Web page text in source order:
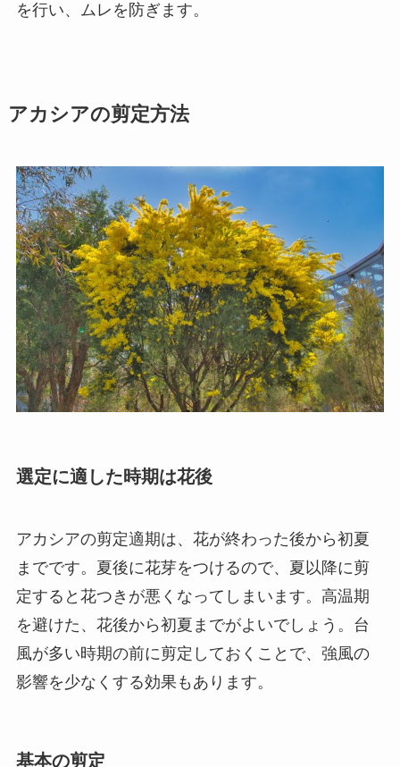
を行い、ムレを防ぎます。
アカシアの剪定方法
選定に適した時期は花後
アカシアの剪定適期は、花が終わった後から初夏
までです。夏後に花芽をつけるので、夏以降に剪
定すると花つきが悪くなってしまいます。高温期
を避けた、花後から初夏までがよいでしょう。台
風が多い時期の前に剪定しておくことで、強風の
影響を少なくする効果もあります。
基本の剪定